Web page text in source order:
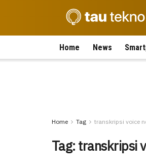
Home News
Home Tag transkripsi voice
Tag: transkripsi